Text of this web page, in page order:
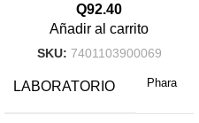
Q92.40
Añadir al carrito
SKU: 7401103900069
LABORATORIO Phara